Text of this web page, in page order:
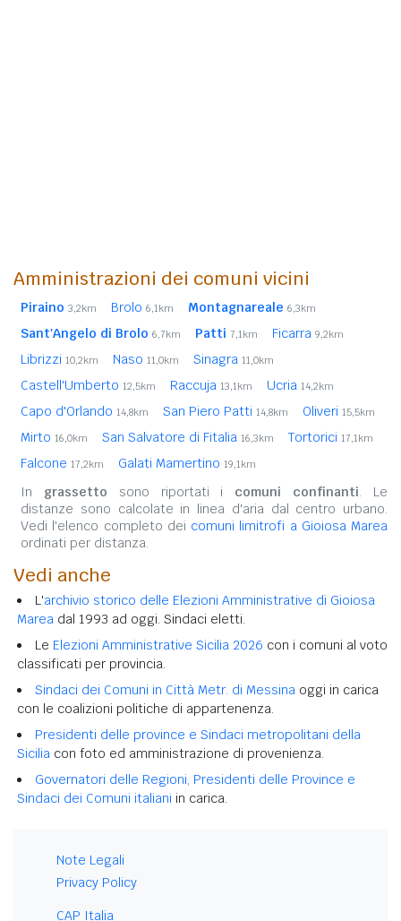
Amministrazioni dei comuni vicini
Piraino 3,2km Brolo 6,1km Montagnareale 6,3km
Sant'Angelo di Brolo 6,7km Patti 7,1km Ficarra 9,2km
Librizzi 10,2km Naso 11,0km Sinagra 11,0km
Castell'Umberto 12,5km Raccuja 13,1km Ucria 14,2km
Capo d'Orlando 14,8km San Piero Patti 14,8km Oliveri 15,5km
Mirto 16,0km San Salvatore di Fitalia 16,3km Tortorici 17,1km
Falcone 17,2km Galati Mamertino 19,1km
In grassetto sono riportati i comuni confinanti. Le
distanze sono calcolate in linea d'aria dal centro urbano.
Vedi l'elenco completo dei comuni limitrofi a Gioiosa Marea
ordinati per distanza.
Vedi anche
L'archivio storico delle Elezioni Amministrative di Gioiosa
Marea dal 1993 ad oggi. Sindaci eletti.
Le Elezioni Amministrative Sicilia 2026 con i comuni al voto
classificati per provincia.
Sindaci dei Comuni in Città Metr. di Messina oggi in carica
con le coalizioni politiche di appartenenza.
Presidenti delle province e Sindaci metropolitani della
Sicilia con foto ed amministrazione di provenienza.
Governatori delle Regioni, Presidenti delle Province e
Sindaci dei Comuni italiani in carica.
Note Legali
Privacy Policy
CAP Italia